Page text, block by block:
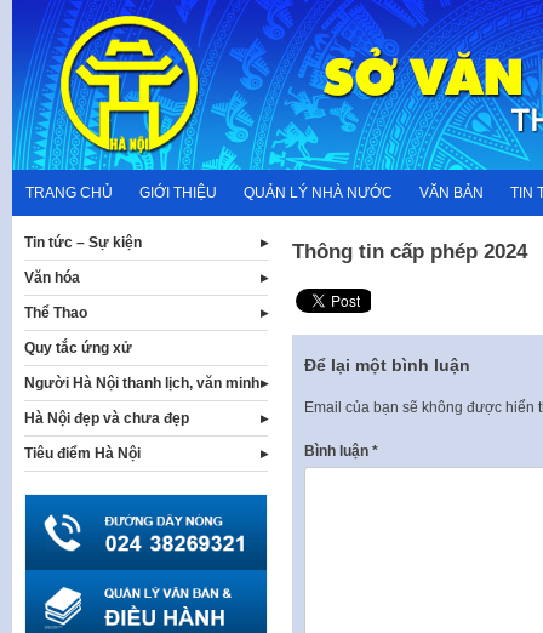
content
TRANG CHỦ GIỚI THIỆU QUẢN LÝ NHÀ NƯỚC VĂN BẢN TIN
Thông tin cấp phép 2024
Để lại một bình luận
Email của bạn sẽ không được hiển
Bình luận *
Tin tức – Sự kiện
Văn hóa
Thể Thao
Quy tắc ứng xử
Người Hà Nội thanh lịch, văn minh
Hà Nội đẹp và chưa đẹp
Tiêu điểm Hà Nội